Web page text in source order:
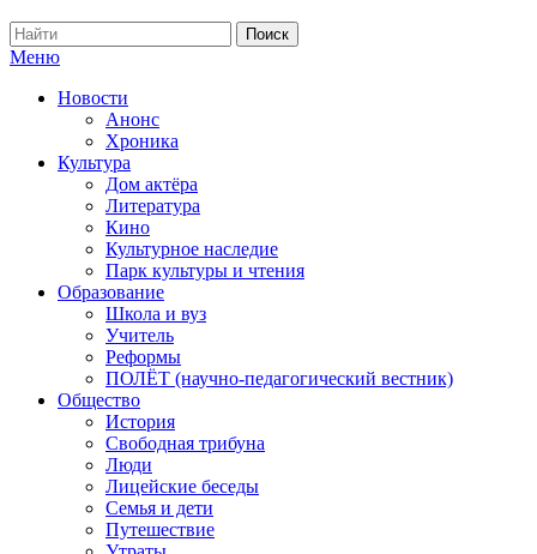
Меню
Новости
Анонс
Хроника
Культура
Дом актёра
Литература
Кино
Культурное наследие
Парк культуры и чтения
Образование
Школа и вуз
Учитель
Реформы
ПОЛЁТ (научно-педагогический вестник)
Общество
История
Свободная трибуна
Люди
Лицейские беседы
Семья и дети
Путешествие